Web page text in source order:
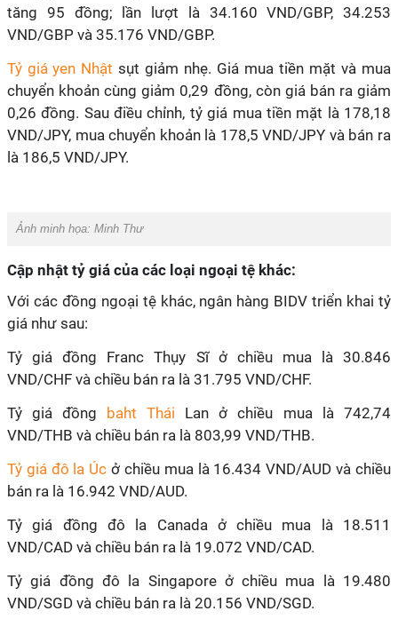
tăng 95 đồng; lần lượt là 34.160 VND/GBP, 34.253
VND/GBP và 35.176 VND/GBP.
Tỷ giá yen Nhật sụt giảm nhẹ. Giá mua tiền mặt và mua
chuyển khoản cùng giảm 0,29 đồng, còn giá bán ra giảm
0,26 đồng. Sau điều chỉnh, tỷ giá mua tiền mặt là 178,18
VND/JPY, mua chuyển khoản là 178,5 VND/JPY và bán ra
là 186,5 VND/JPY.
Ảnh minh họa: Minh Thư
Cập nhật tỷ giá của các loại ngoại tệ khác:
Với các đồng ngoại tệ khác, ngân hàng BIDV triển khai tỷ
giá như sau:
Tỷ giá đồng Franc Thụy Sĩ ở chiều mua là 30.846
VND/CHF và chiều bán ra là 31.795 VND/CHF.
Tỷ giá đồng baht Thái Lan ở chiều mua là 742,74
VND/THB và chiều bán ra là 803,99 VND/THB.
Tỷ giá đô la Úc ở chiều mua là 16.434 VND/AUD và chiều
bán ra là 16.942 VND/AUD.
Tỷ giá đồng đô la Canada ở chiều mua là 18.511
VND/CAD và chiều bán ra là 19.072 VND/CAD.
Tỷ giá đồng đô la Singapore ở chiều mua là 19.480
VND/SGD và chiều bán ra là 20.156 VND/SGD.